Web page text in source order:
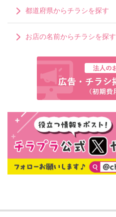
都道府県からチラシを探す
お店の名前からチラシを探す